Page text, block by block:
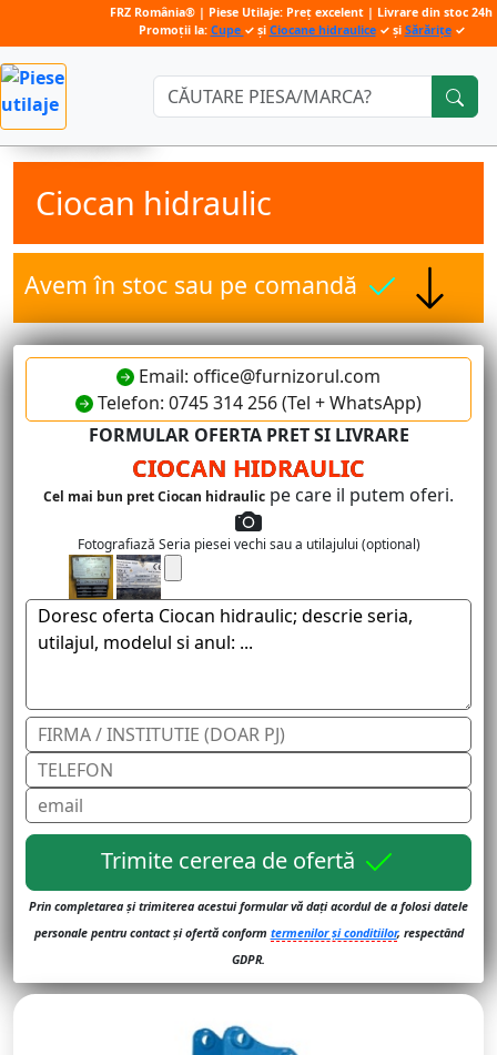
Căutare:
Ciocan hidraulic
Avem în stoc sau pe comandă
Email: office@furnizorul.com
Telefon: 0745 314 256 (Tel + WhatsApp)
FORMULAR OFERTA PRET SI LIVRARE
CIOCAN HIDRAULIC
Cel mai bun pret Ciocan hidraulic pe care il putem oferi.
Fotografiază Seria piesei vechi sau a utilajului (optional)
Trimite cererea de ofertă
Prin completarea și trimiterea acestui formular vă dați acordul de a folosi datele
personale pentru contact și ofertă conform termenilor și conditiilor, respectând
GDPR.
FRZ România® | Piese Utilaje: Preț excelent | Livrare din stoc 24h
Promoții la: Cupe ✓ și Ciocane hidraulice✓ și Sărărițe✓